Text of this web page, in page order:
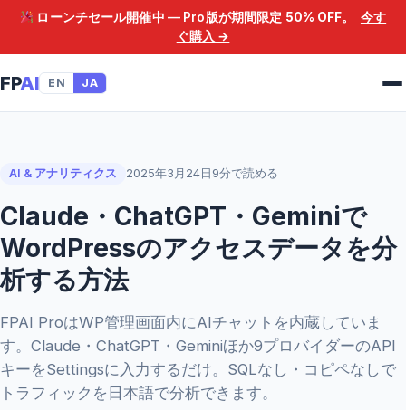
ローンチセール開催中 — Pro版が期間限定 50% OFF。 今す
ぐ購入 →
FPAI EN JA
AI & アナリティクス 2025年3月24日 9分で読める
Claude・ChatGPT・Geminiで
WordPressのアクセスデータを分
析する方法
FPAI ProはWP管理画面内にAIチャットを内蔵していま
す。Claude・ChatGPT・Geminiほか9プロバイダーのAPI
キーをSettingsに入力するだけ。SQLなし・コピペなしで
トラフィックを日本語で分析できます。